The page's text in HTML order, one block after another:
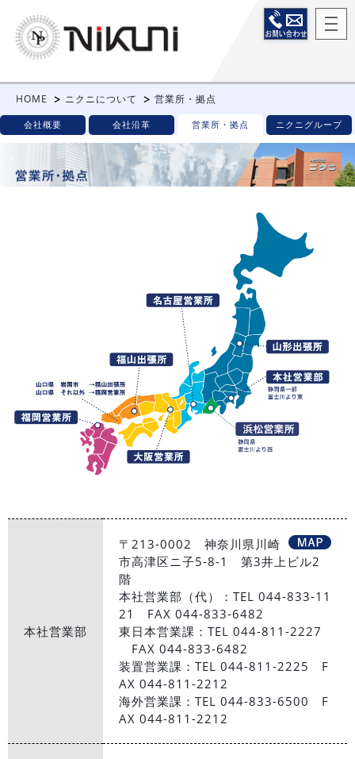
HOME ニクニについて 営業所・拠点
会社概要 会社沿革 営業所・拠点 ニクニグループ
本社営業部
〒213-0002 神奈川県川崎
市高津区ニ子5-8-1 第3井上ビル2
階
本社営業部（代）：TEL 044-833-11
21 FAX 044-833-6482
東日本営業課：TEL 044-811-2227
FAX 044-833-6482
装置営業課：TEL 044-811-2225 F
AX 044-811-2212
海外営業課：TEL 044-833-6500 F
AX 044-811-2212